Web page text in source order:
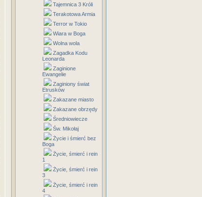
Tajemnica 3 Króli
Terakotowa Armia
Terror w Tokio
Wiara w Boga
Wolna wola
Zagadka Kodu
Leonarda
Zaginione
Ewangelie
Zaginiony świat
Etrusków
Zakazane miasto
Zakazane obrzędy
Średniowiecze
Św. Mikołaj
Życie i śmierć bez
Boga
Życie, śmierć i rein
1
Życie, śmierć i rein
3
Życie, śmierć i rein
4